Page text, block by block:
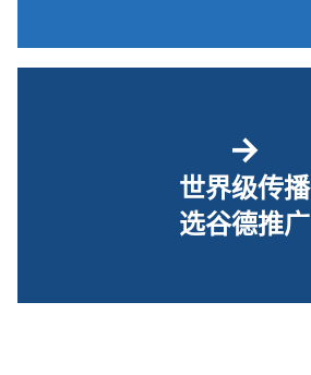
→
世界级传播
选谷德推广